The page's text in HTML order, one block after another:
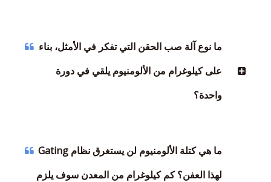
ما نوع آلة صب الحقن التي تفكر في الأمثل، بناء
على كيلوغرام من الألومنيوم يلقي في دورة
واحدة؟
ما هي كتلة الألومنيوم لن يستغرق نظام Gating
لهذا العفن؟ كم كيلوغرام من المعدن سوف يلزم